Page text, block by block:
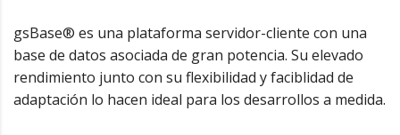
gsBase® es una plataforma servidor-cliente con una
base de datos asociada de gran potencia. Su elevado
rendimiento junto con su flexibilidad y faciblidad de
adaptación lo hacen ideal para los desarrollos a medida.